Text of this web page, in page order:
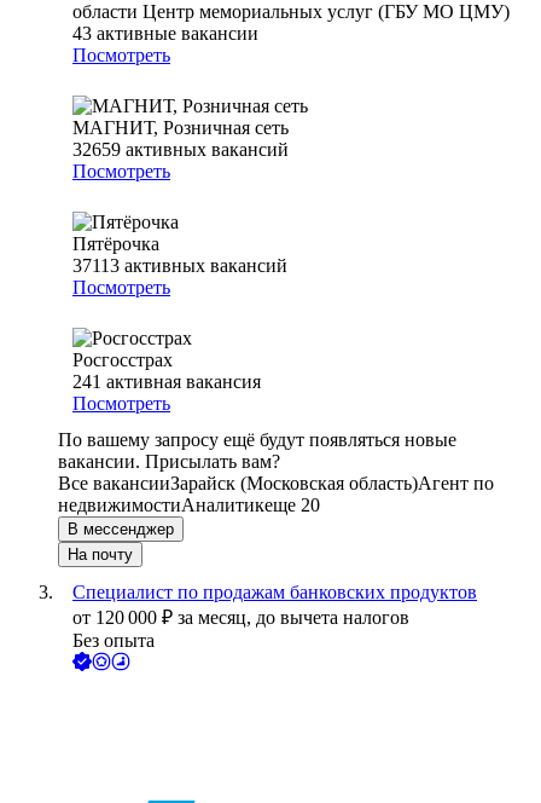
области Центр мемориальных услуг (ГБУ МО ЦМУ)
43 активные вакансии
Посмотреть
МАГНИТ, Розничная сеть
32659 активных вакансий
Посмотреть
Пятёрочка
37113 активных вакансий
Посмотреть
Росгосстрах
241 активная вакансия
Посмотреть
По вашему запросу ещё будут появляться новые
вакансии. Присылать вам?
Все вакансииЗарайск (Московская область)Агент по
недвижимостиАналитикеще 20
В мессенджер
На почту
Специалист по продажам банковских продуктов
от 120 000 ₽ за месяц, до вычета налогов
Без опыта